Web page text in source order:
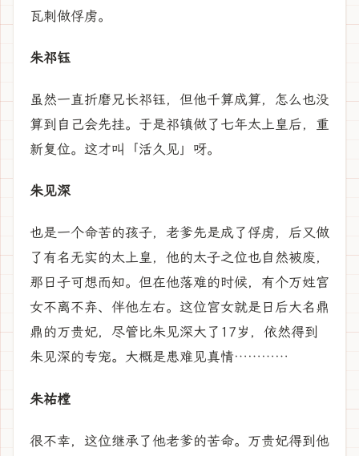
瓦刺做俘虏。
朱祁钰
虽然一直折磨兄长祁钰，但他千算成算，怎么也没
算到自己会先挂。于是祁镇做了七年太上皇后，重
新复位。这才叫「活久见」呀。
朱见深
也是一个命苦的孩子，老爹先是成了俘虏，后又做
了有名无实的太上皇，他的太子之位也自然被废，
那日子可想而知。但在他落难的时候，有个万姓宫
女不离不弃、伴他左右。这位宫女就是日后大名鼎
鼎的万贵妃，尽管比朱见深大了17岁，依然得到
朱见深的专宠。大概是患难见真情…………
朱祐樘
很不幸，这位继承了他老爹的苦命。万贵妃得到他